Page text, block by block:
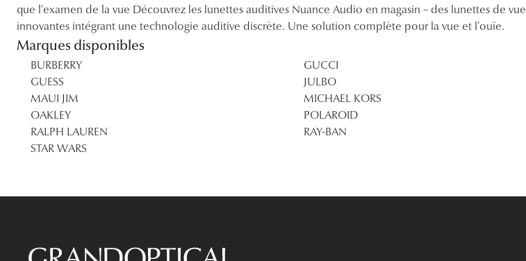
que l'examen de la vue Découvrez les lunettes auditives Nuance Audio en magasin – des lunettes de vue
innovantes intégrant une technologie auditive discrète. Une solution complète pour la vue et l’ouïe.
Marques disponibles
BURBERRY
GUCCI
GUESS
JULBO
MAUI JIM
MICHAEL KORS
OAKLEY
POLAROID
RALPH LAUREN
RAY-BAN
STAR WARS